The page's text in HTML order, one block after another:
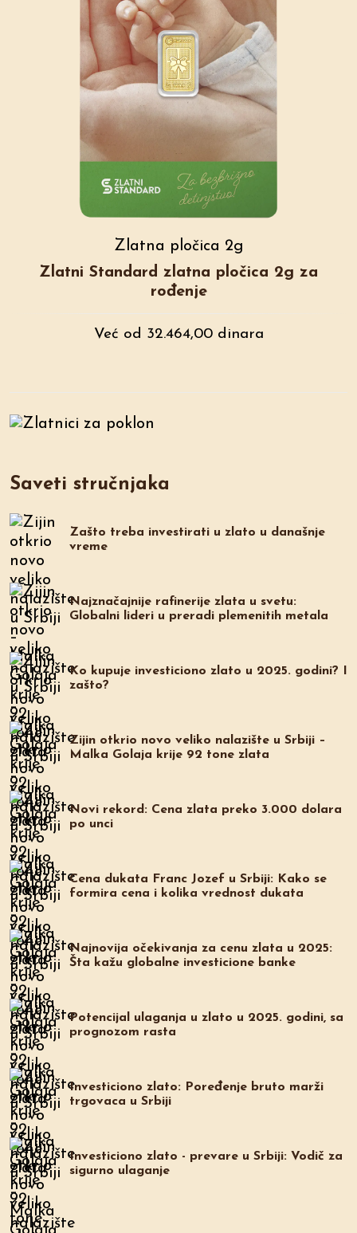
Zlatna pločica 2g
Zlatni Standard zlatna pločica 2g za
rođenje
Već od 32.464,00 dinara
Saveti stručnjaka
Zašto treba investirati u zlato u današnje
vreme
Najznačajnije rafinerije zlata u svetu:
Globalni lideri u preradi plemenitih metala
Ko kupuje investiciono zlato u 2025. godini? I
zašto?
Zijin otkrio novo veliko nalazište u Srbiji –
Malka Golaja krije 92 tone zlata
Novi rekord: Cena zlata preko 3.000 dolara
po unci
Cena dukata Franc Jozef u Srbiji: Kako se
formira cena i kolika vrednost dukata
Najnovija očekivanja za cenu zlata u 2025:
Šta kažu globalne investicione banke
Potencijal ulaganja u zlato u 2025. godini, sa
prognozom rasta
Investiciono zlato: Poređenje bruto marži
trgovaca u Srbiji
Investiciono zlato - prevare u Srbiji: Vodič za
sigurno ulaganje